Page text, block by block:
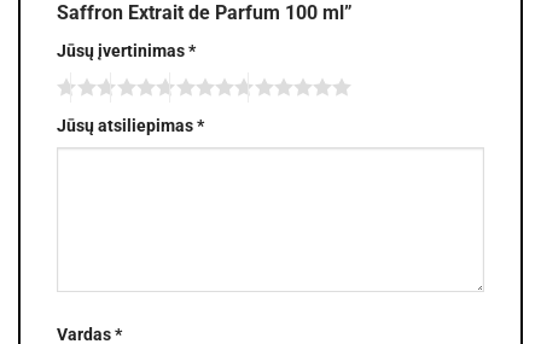
Saffron Extrait de Parfum 100 ml”
Jūsų įvertinimas*
Jūsų atsiliepimas*
Vardas*